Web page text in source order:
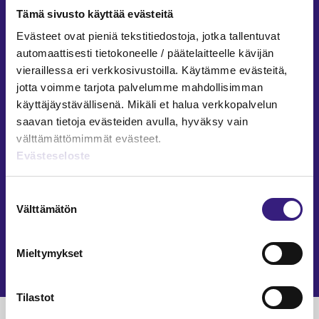
Tämä sivusto käyttää evästeitä
Evästeet ovat pieniä tekstitiedostoja, jotka tallentuvat
automaattisesti tietokoneelle / päätelaitteelle kävijän
vieraillessa eri verkkosivustoilla. Käytämme evästeitä,
jotta voimme tarjota palvelumme mahdollisimman
käyttäjäystävällisenä. Mikäli et halua verkkopalvelun
saavan tietoja evästeiden avulla, hyväksy vain
välttämättömimmät evästeet.
Evästeseloste
valinta
Välttämätön
Mieltymykset
Tilastot
taloudesta
Pasi Leppänen
3 min
ARVONMÄÄRITYS
TE-palvelut vaikuttavat
tilinpäätöksiin
Pasi Leppänen
14.1.2026
4 min
INVESTOINNIT
KILA 149/2025: Kunnan sijoitusten
kirjaaminen investoinnin
Pasi Leppänen